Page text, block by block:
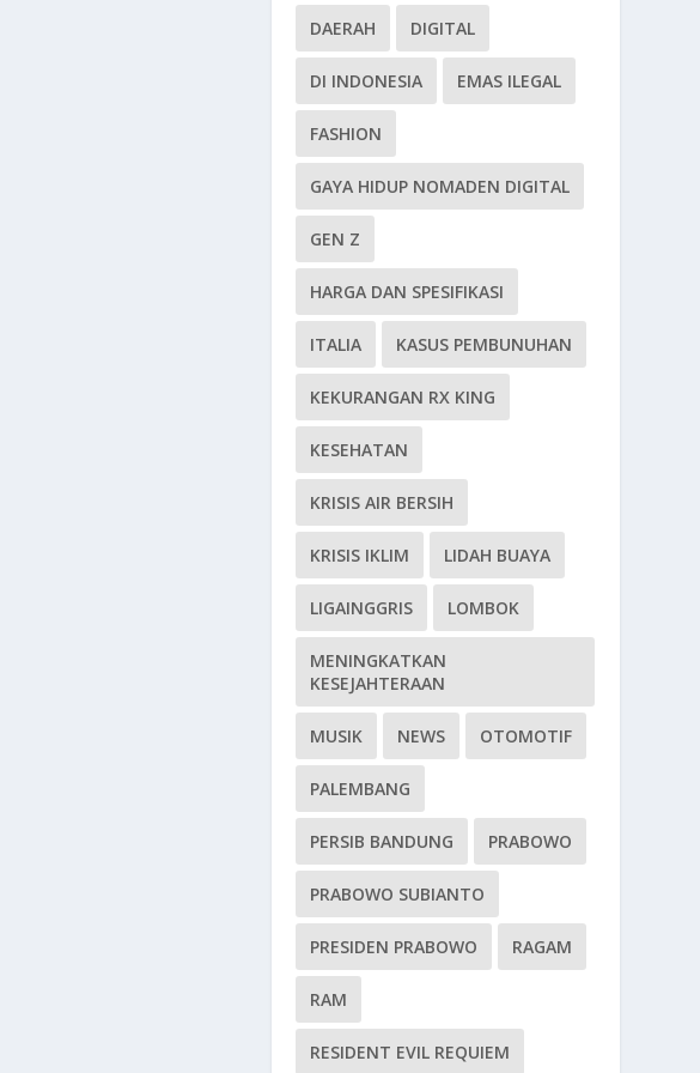
DAERAH DIGITAL
DI INDONESIA EMAS ILEGAL
FASHION
GAYA HIDUP NOMADEN DIGITAL
GEN Z
HARGA DAN SPESIFIKASI
ITALIA KASUS PEMBUNUHAN
KEKURANGAN RX KING
KESEHATAN
KRISIS AIR BERSIH
KRISIS IKLIM LIDAH BUAYA
LIGAINGGRIS LOMBOK
MENINGKATKAN
KESEJAHTERAAN
MUSIK NEWS OTOMOTIF
PALEMBANG
PERSIB BANDUNG PRABOWO
PRABOWO SUBIANTO
PRESIDEN PRABOWO RAGAM
RAM
RESIDENT EVIL REQUIEM